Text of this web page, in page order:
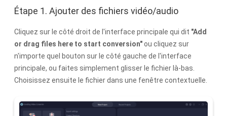
Étape 1. Ajouter des fichiers vidéo/audio
Cliquez sur le côté droit de l'interface principale qui dit "Add
or drag files here to start conversion"ou cliquez sur
n'importe quel bouton sur le côté gauche de l'interface
principale, ou faites simplement glisser le fichier là-bas.
Choisissez ensuite le fichier dans une fenêtre contextuelle.